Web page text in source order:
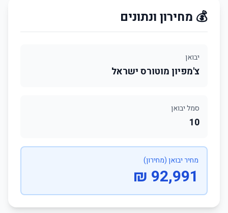
💰 מחירון ונתונים
יבואן
צ'מפיון מוטורס ישראל
סמל יבואן
10
מחיר יבואן (מחירון)
92,991 ₪